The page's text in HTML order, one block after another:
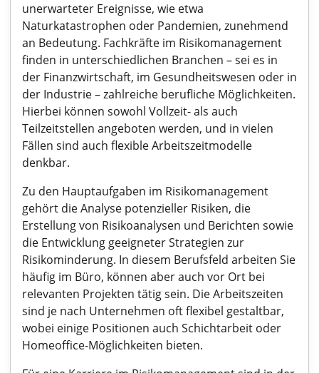
unerwarteter Ereignisse, wie etwa
Naturkatastrophen oder Pandemien, zunehmend
an Bedeutung. Fachkräfte im Risikomanagement
finden in unterschiedlichen Branchen – sei es in
der Finanzwirtschaft, im Gesundheitswesen oder in
der Industrie – zahlreiche berufliche Möglichkeiten.
Hierbei können sowohl Vollzeit- als auch
Teilzeitstellen angeboten werden, und in vielen
Fällen sind auch flexible Arbeitszeitmodelle
denkbar.
Zu den Hauptaufgaben im Risikomanagement
gehört die Analyse potenzieller Risiken, die
Erstellung von Risikoanalysen und Berichten sowie
die Entwicklung geeigneter Strategien zur
Risikominderung. In diesem Berufsfeld arbeiten Sie
häufig im Büro, können aber auch vor Ort bei
relevanten Projekten tätig sein. Die Arbeitszeiten
sind je nach Unternehmen oft flexibel gestaltbar,
wobei einige Positionen auch Schichtarbeit oder
Homeoffice-Möglichkeiten bieten.